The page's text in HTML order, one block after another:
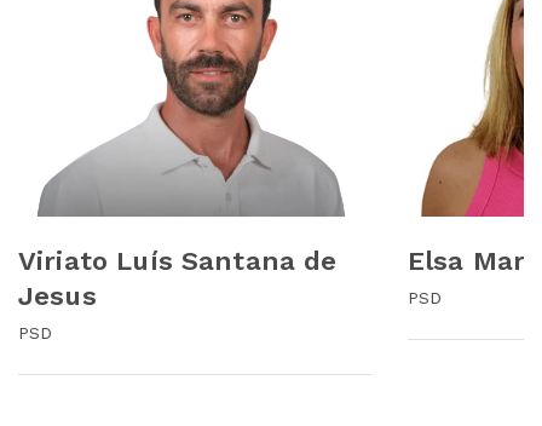
Viriato Luís Santana de
Jesus
PSD
Elsa
PSD